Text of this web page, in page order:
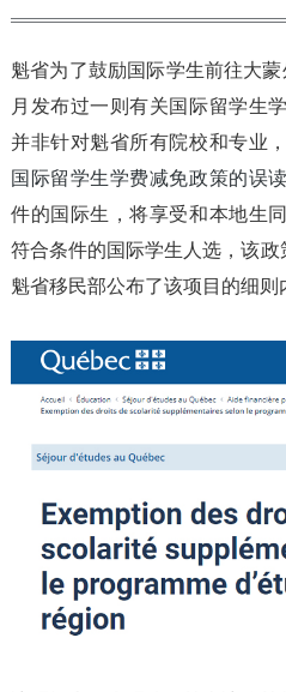
魁省为了鼓励国际学生前往大
月发布过一则有关国际留学生
并非针对魁省所有院校和专业
国际留学生学费减免政策的误读
件的国际生，将享受和本地生
符合条件的国际学生人选，该政
魁省移民部公布了该项目的细则